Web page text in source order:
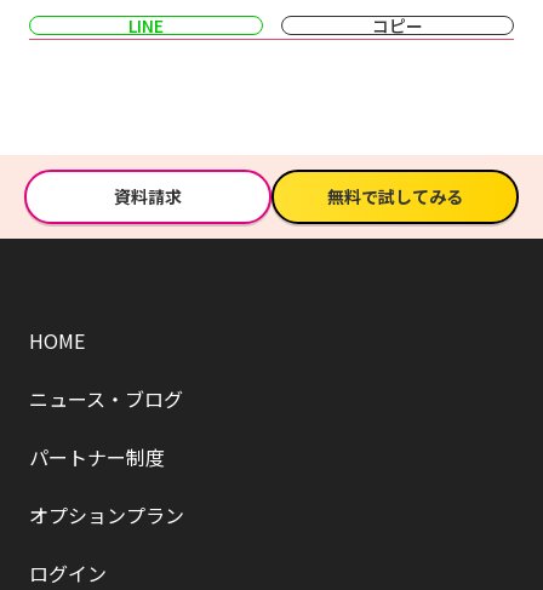
LINE
コピー
資料請求 無料で試してみる
HOME
ニュース・ブログ
パートナー制度
オプションプラン
ログイン